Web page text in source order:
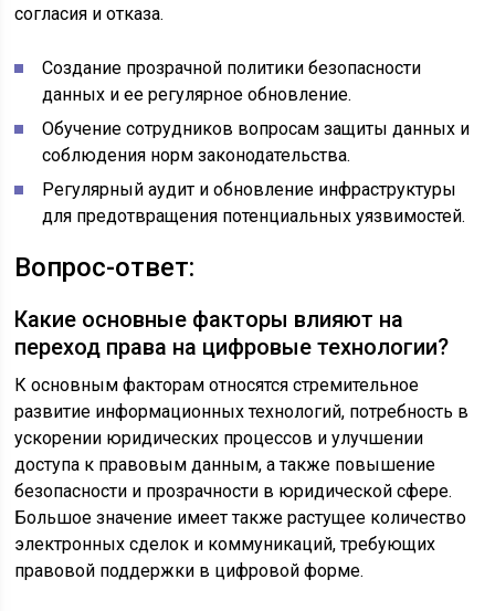
согласия и отказа.
Создание прозрачной политики безопасности
данных и ее регулярное обновление.
Обучение сотрудников вопросам защиты данных и
соблюдения норм законодательства.
Регулярный аудит и обновление инфраструктуры
для предотвращения потенциальных уязвимостей.
Вопрос-ответ:
Какие основные факторы влияют на
переход права на цифровые технологии?
К основным факторам относятся стремительное
развитие информационных технологий, потребность в
ускорении юридических процессов и улучшении
доступа к правовым данным, а также повышение
безопасности и прозрачности в юридической сфере.
Большое значение имеет также растущее количество
электронных сделок и коммуникаций, требующих
правовой поддержки в цифровой форме.